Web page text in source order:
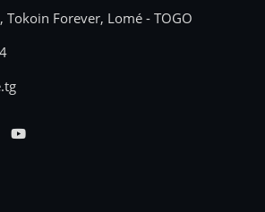
Tokoin Forever, Lomé - TOGO